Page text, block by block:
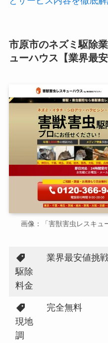
市原市のネズミ駆除
ューハウス【業界最安
画像：「害獣害虫レスキュ
駆除
料金
業界最安値挑
現地
調
完全無料